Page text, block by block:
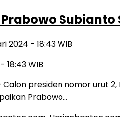
2024 - 18:43 WIB
18:43 WIB
– Calon presiden nomor
Prabowo…